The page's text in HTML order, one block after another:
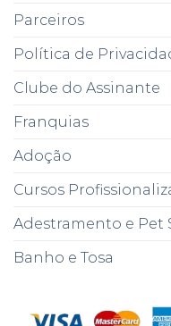
Parceiros
Política de
Clube do Assinante
Franquias
Adoção
Cursos
Adestramento e Pet
Banho e Tosa